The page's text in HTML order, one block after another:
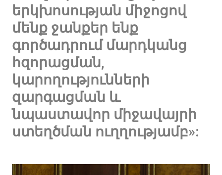
երկխոսության միջոցով
մենք ջանքեր ենք
գործադրում մարդկանց
հզորացման,
կարողությունների
զարգացման և
նպաստավոր միջավայրի
ստեղծման ուղղությամբ»: